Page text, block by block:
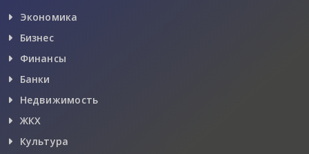
Экономика
Бизнес
Финансы
Банки
Недвижимость
ЖКХ
Культура